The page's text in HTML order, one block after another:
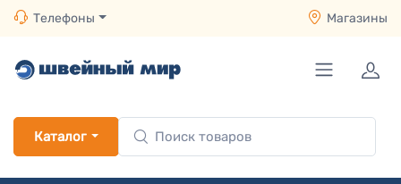
Телефоны Магазины
Каталог